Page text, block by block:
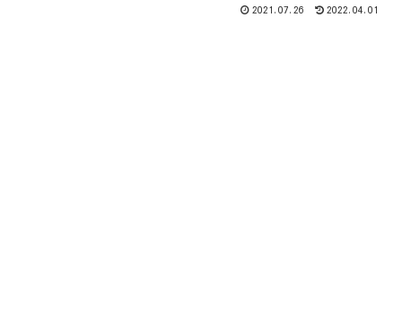
2021.07.26 2022.04.01